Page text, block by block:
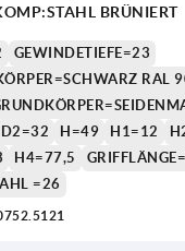
BRÜNIERT
GEWINDETIEFE=23
RAL
D2=32 H=49 H1=12
H4=77,5
=26